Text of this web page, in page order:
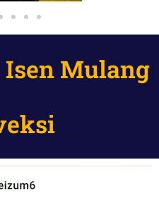
Mulang